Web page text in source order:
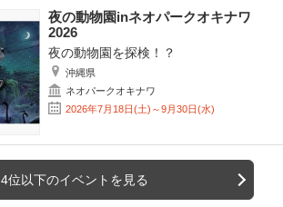
夜の動物園inネオパークオキナワ
2026
夜の動物園を探検！？
沖縄県
ネオパークオキナワ
2026年7月18日(土)～9月30日(水)
4位以下のイベントを見る